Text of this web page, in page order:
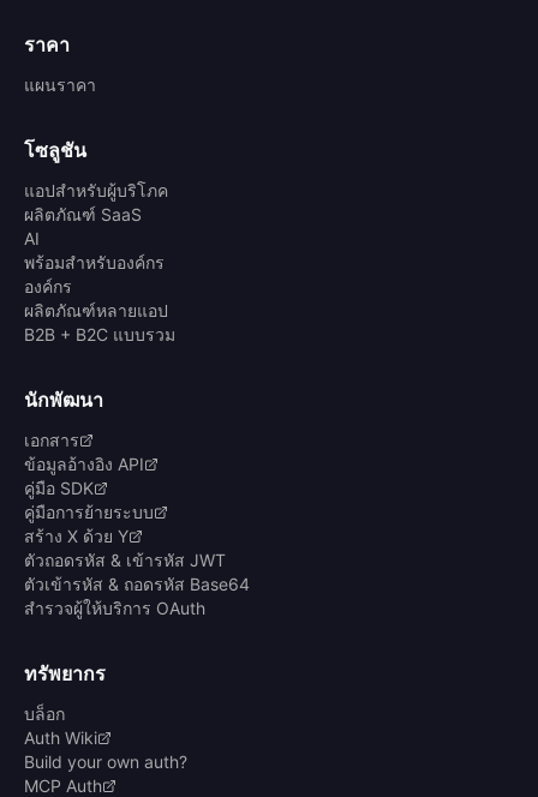
ราคา
แผนราคา
โซลูชัน
แอปสำหรับผู้บริโภค
ผลิตภัณฑ์ SaaS
AI
พร้อมสำหรับองค์กร
องค์กร
ผลิตภัณฑ์หลายแอป
B2B + B2C แบบรวม
นักพัฒนา
เอกสาร
ข้อมูลอ้างอิง API
คู่มือ SDK
คู่มือการย้ายระบบ
สร้าง X ด้วย Y
ตัวถอดรหัส & เข้ารหัส JWT
ตัวเข้ารหัส & ถอดรหัส Base64
สำรวจผู้ให้บริการ OAuth
ทรัพยากร
บล็อก
Auth Wiki
Build your own auth?
MCP Auth